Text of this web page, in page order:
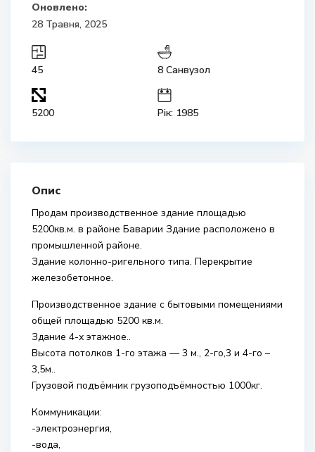
Оновлено:
28 Травня, 2025
45 8 Санвузол
5200 Рік: 1985
Опис
Продам производственное здание площадью
5200кв.м. в районе Баварии Здание расположено в
промышленной районе.
Здание колонно-ригельного типа. Перекрытие
железобетонное.
Производственное здание с бытовыми помещениями
общей площадью 5200 кв.м.
Здание 4-х этажное..
Высота потолков 1-го этажа — 3 м., 2-го,3 и 4-го –
3,5м..
Грузовой подъёмник грузоподъёмностью 1000кг.
Коммуникации:
-электроэнергия,
-вода,